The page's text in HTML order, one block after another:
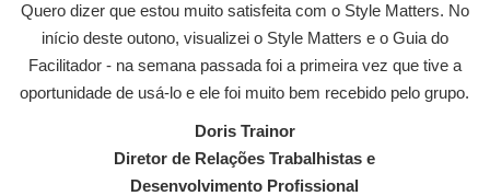
Quero dizer que estou muito satisfeita com o Style Matters. No
início deste outono, visualizei o Style Matters e o Guia do
Facilitador - na semana passada foi a primeira vez que tive a
oportunidade de usá-lo e ele foi muito bem recebido pelo grupo.
Doris Trainor
Diretor de Relações Trabalhistas e
Desenvolvimento Profissional